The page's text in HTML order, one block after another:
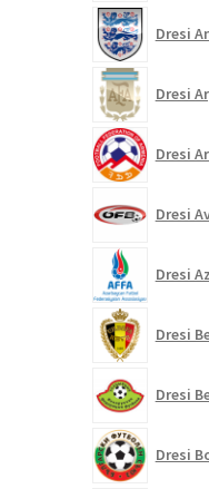
Dresi
Dresi
Dresi
Dresi
Dresi
Dresi
Dresi
Dresi